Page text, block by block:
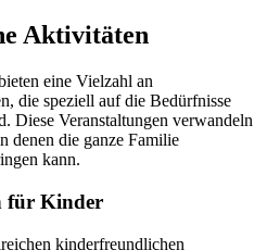
Aktivitäten
eine Vielzahl an
die speziell auf die Bedürfnisse
Diese Veranstaltungen verwandeln
denen die ganze Familie
kann.
für Kinder
kinderfreundlichen